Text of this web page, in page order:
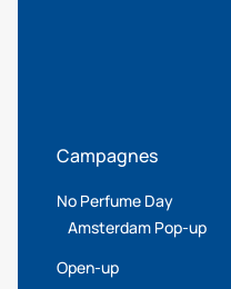
Campagnes
No Perfume Day
Amsterdam Pop-up
Open-up